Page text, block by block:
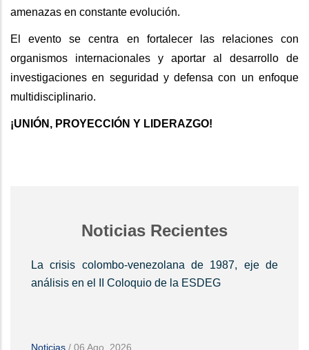
amenazas en constante evolución.
El evento se centra en fortalecer las relaciones con
organismos internacionales y aportar al desarrollo de
investigaciones en seguridad y defensa con un enfoque
multidisciplinario.
¡UNIÓN, PROYECCIÓN Y LIDERAZGO!
Noticias Recientes
La crisis colombo-venezolana de 1987, eje de
análisis en el II Coloquio de la ESDEG
Noticias / 06 Ago, 2026